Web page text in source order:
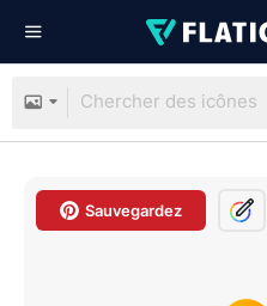
Sauvegardez